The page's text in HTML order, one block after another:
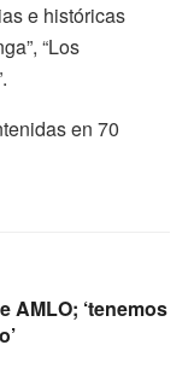
e históricas
“Los
en 70
AMLO; ‘tenemos